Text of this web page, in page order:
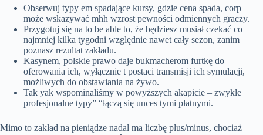
Obserwuj typy em spadające kursy, gdzie cena spada, corp
może wskazywać mhh wzrost pewności odmiennych graczy.
Przygotuj się na to be able to, że będziesz musiał czekać co
najmniej kilka tygodni względnie nawet cały sezon, zanim
poznasz rezultat zakładu.
Kasynem, polskie prawo daje bukmacherom furtkę do
oferowania ich, wyłącznie t postaci transmisji ich symulacji,
możliwych do obstawiania na żywo.
Tak yak wspominaliśmy w powyższych akapicie – zwykle
profesjonalne typy” “łączą się unces tymi płatnymi.
Mimo to zakład na pieniądze nadal ma liczbę plus/minus, chociaż